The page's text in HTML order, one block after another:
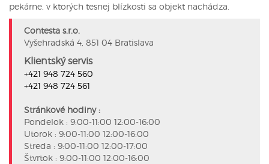
pekárne, v ktorých tesnej blízkosti sa objekt nachádza.
Contesta s.r.o.
Vyšehradská 4, 851 04 Bratislava
Klientský servis
+421 948 724 560
+421 948 724 561
Stránkové hodiny :
Pondelok : 9:00-11:00 12:00-16:00
Utorok : 9:00-11:00 12:00-16:00
Streda : 9:00-11:00 12:00-17:00
Štvrtok : 9:00-11:00 12:00-16:00